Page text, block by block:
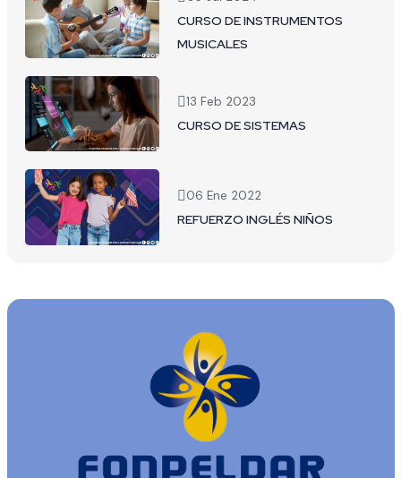
CURSO DE INSTRUMENTOS
MUSICALES
13 Feb 2023
CURSO DE SISTEMAS
06 Ene 2022
REFUERZO INGLÉS NIÑOS